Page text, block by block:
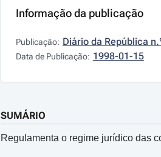
Informação da publicação
Publicação: Diário da República
Data de Publicação: 1998-01-15
SUMÁRIO
Regulamenta o regime jurídico das